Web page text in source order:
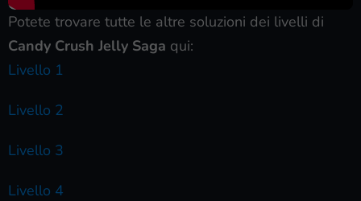
Potete trovare tutte le altre soluzioni dei livelli di
Candy Crush Jelly Saga qui:
Livello 1
Livello 2
Livello 3
Livello 4